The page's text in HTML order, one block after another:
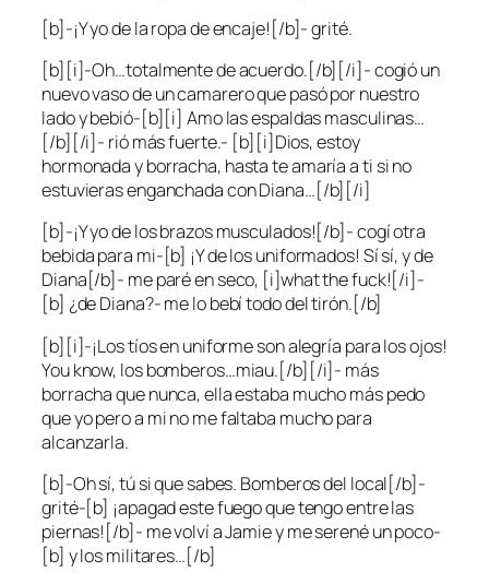
[b]-¡Y yo de la ropa de encaje![/b]- grité.
[b][i]-Oh…totalmente de acuerdo.[/b][/i]- cogió un
nuevo vaso de un camarero que pasó por nuestro
lado y bebió-[b][i] Amo las espaldas masculinas…
[/b][/i]- rió más fuerte.- [b][i]Dios, estoy
hormonada y borracha, hasta te amaría a ti si no
estuvieras enganchada con Diana…[/b][/i]
[b]-¡Y yo de los brazos musculados![/b]- cogí otra
bebida para mi-[b] ¡Y de los uniformados! Sí sí, y de
Diana[/b]- me paré en seco, [i]what the fuck![/i]-
[b] ¿de Diana?- me lo bebí todo del tirón.[/b]
[b][i]-¡Los tíos en uniforme son alegría para los ojos!
You know, los bomberos…miau.[/b][/i]- más
borracha que nunca, ella estaba mucho más pedo
que yo pero a mi no me faltaba mucho para
alcanzarla.
[b]-Oh sí, tú si que sabes. Bomberos del local[/b]-
grité-[b] ¡apagad este fuego que tengo entre las
piernas![/b]- me volví a Jamie y me serené un poco-
[b] y los militares…[/b]